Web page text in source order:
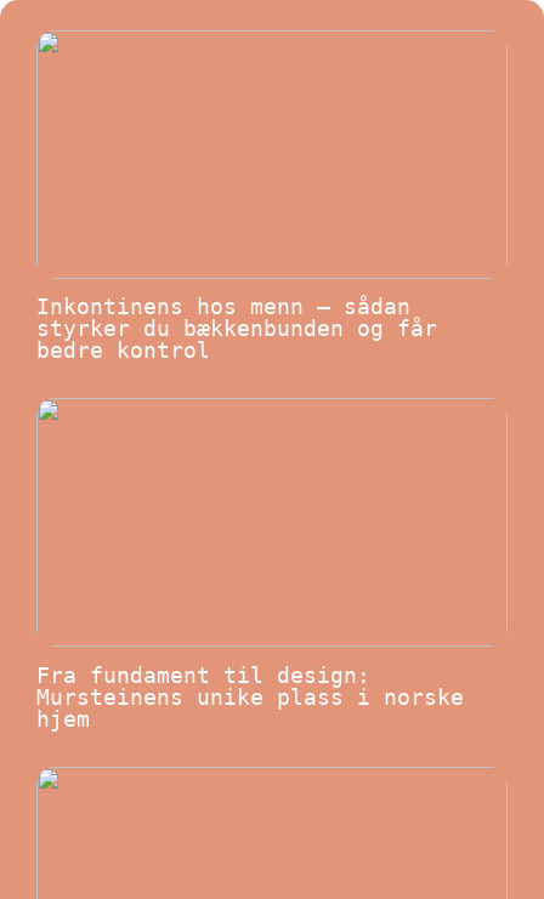
Inkontinens hos menn – sådan
styrker du bækkenbunden og får
bedre kontrol
Fra fundament til design:
Mursteinens unike plass i norske
hjem